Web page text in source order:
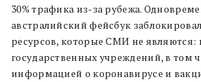
30% трафика из-за рубежа.
австралийский фейсбук
ресурсов, которые СМИ не являются:
государственных учреждений, в том
информацией о коронавирусе и